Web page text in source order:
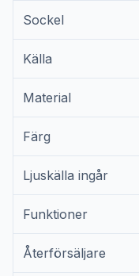
Sockel
Källa
Material
Färg
Ljuskälla ingår
Funktioner
Återförsäljare